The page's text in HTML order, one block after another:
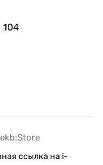
104
ссылка на i-